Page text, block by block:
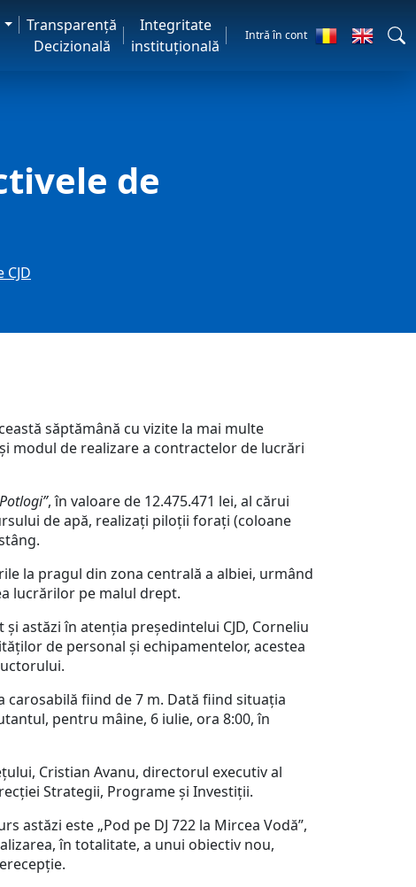
Transparență
Decizională
Integritate
instituțională
Intră în cont
de
săptămână cu vizite la mai multe
modul de realizare a contractelor de lucrări
, în valoare de 12.475.471 lei, al cărui
de apă, realizați piloții forați (coloane
la pragul din zona centrală a albiei, urmând
lucrărilor pe malul drept.
astăzi în atenția președintelui CJD, Corneliu
de personal și echipamentelor, acestea
carosabilă fiind de 7 m. Dată fiind situația
pentru mâine, 6 iulie, ora 8:00, în
Cristian Avanu, directorul executiv al
Strategii, Programe și Investiții.
este „Pod pe DJ 722 la Mircea Vodă”,
în totalitate, a unui obiectiv nou,